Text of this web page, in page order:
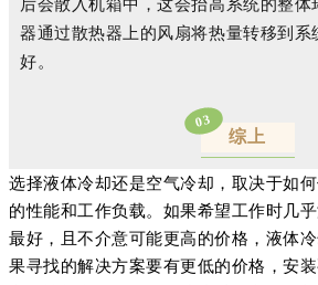
器通过散热器上的风扇将热量转移到系
好。
03
综上
选择液体冷却还是空气冷却， 取决于如
的性能和工作负载。 如果希望工作时几
最好，且不介意可能更高的价格，液体
果寻找的解决方案要有更低的价格，安